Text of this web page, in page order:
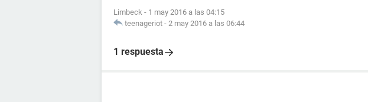
Limbeck - 1 may 2016 a las 04:15
teenageriot - 2 may 2016 a las 06:44
1 respuesta